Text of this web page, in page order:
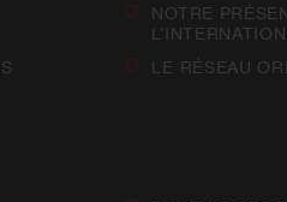
NOTRE
LE RÉSEAU